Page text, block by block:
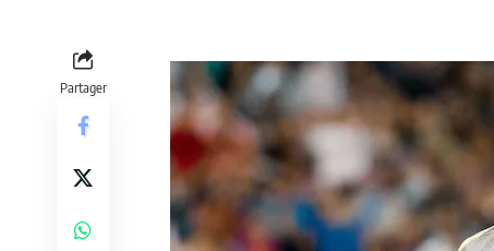
Partager